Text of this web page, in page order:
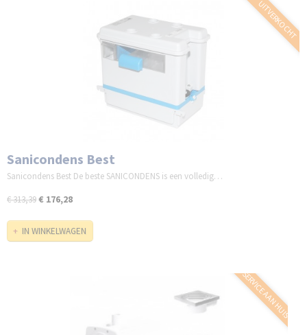
UITVERKOCHT
Sanicondens Best
Sanicondens Best De beste SANICONDENS is een volledig…
€ 313,39€ 176,28
IN WINKELWAGEN
SERVICE AAN HUIS